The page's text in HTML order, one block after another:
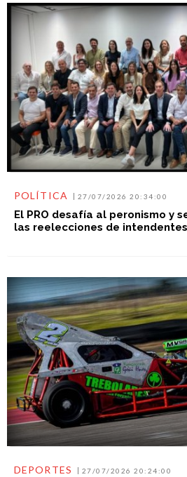
POLÍTICA 27/07/2026 20:34:00
El PRO desafía al peronismo y
las reelecciones de intendentes
DEPORTES 27/07/2026 20:24:00